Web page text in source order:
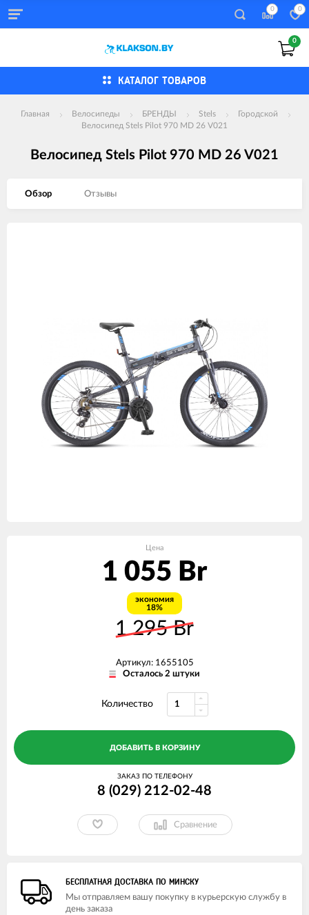
0 0
0
КАТАЛОГ ТОВАРОВ
Главная Велосипеды БРЕНДЫ Stels
Городской
Велосипед Stels Pilot 970 MD 26 V021
Велосипед Stels Pilot 970 MD 26 V021
Обзор Отзывы
Цена
1 055 Br
экономия
18%
1 295 Br
Артикул: 1655105
Осталось 2 штуки
Количество
ДОБАВИТЬ В КОРЗИНУ
ЗАКАЗ ПО ТЕЛЕФОНУ
8 (029) 212-02-48
Сравнение
БЕСПЛАТНАЯ ДОСТАВКА ПО МИНСКУ
Мы отправляем вашу покупку в курьерскую службу в
день заказа